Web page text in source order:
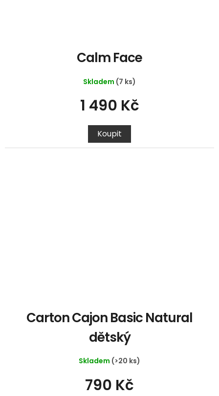
Calm Face
Skladem (7 ks)
1 490 Kč
Koupit
Carton Cajon Basic Natural
dětský
Skladem (>20 ks)
790 Kč